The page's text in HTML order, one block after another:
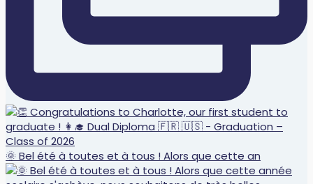
🌞 Bel été à toutes et à tous ! Alors que cette an